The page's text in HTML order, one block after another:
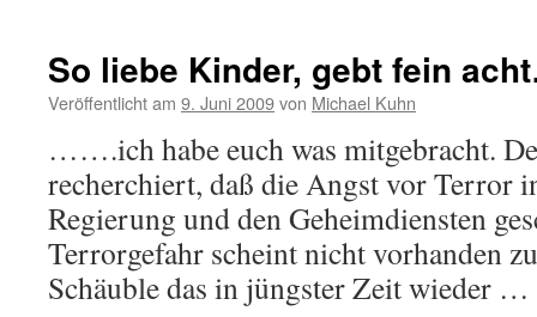
So liebe Kinder, gebt fein
Veröffentlicht am 9. Juni 2009von Michael Kuhn
…….ich habe euch was mitgebracht.
recherchiert, daß die Angst vor Terror
Regierung und den Geheimdiensten
Terrorgefahr scheint nicht vorhanden
Schäuble das in jüngster Zeit wieder …